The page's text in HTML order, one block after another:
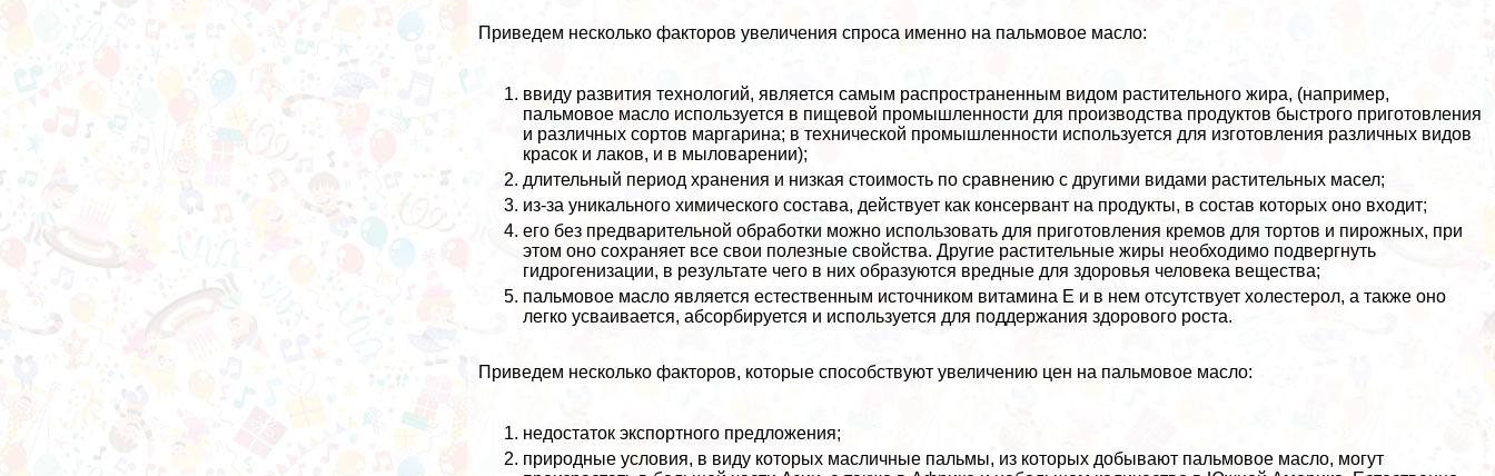
Приведем несколько факторов увеличения спроса именно на пальмовое масло:
ввиду развития технологий, является самым распространенным видом растительного жира, (например,
пальмовое масло используется в пищевой промышленности для производства продуктов быстрого приготовления
и различных сортов маргарина; в технической промышленности используется для изготовления различных видов
красок и лаков, и в мыловарении);
длительный период хранения и низкая стоимость по сравнению с другими видами растительных масел;
из-за уникального химического состава, действует как консервант на продукты, в состав которых оно входит;
его без предварительной обработки можно использовать для приготовления кремов для тортов и пирожных, при
этом оно сохраняет все свои полезные свойства. Другие растительные жиры необходимо подвергнуть
гидрогенизации, в результате чего в них образуются вредные для здоровья человека вещества;
пальмовое масло является естественным источником витамина Е и в нем отсутствует холестерол, а также оно
легко усваивается, абсорбируется и используется для поддержания здорового роста.
Приведем несколько факторов, которые способствуют увеличению цен на пальмовое масло:
недостаток экспортного предложения;
природные условия, в виду которых масличные пальмы, из которых добывают пальмовое масло, могут